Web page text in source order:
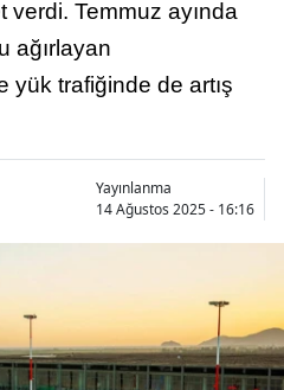
Temmuz ayında
ağırlayan
yük trafiğinde de artış
Yayınlanma
14 Ağustos 2025 - 16:16